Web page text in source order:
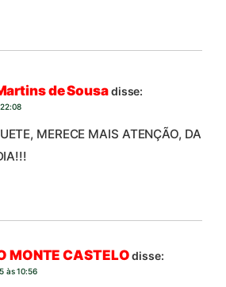
de Sousadisse:
MERECE MAIS ATENÇÃO, DA
MONTE CASTELO disse:
às 10:56